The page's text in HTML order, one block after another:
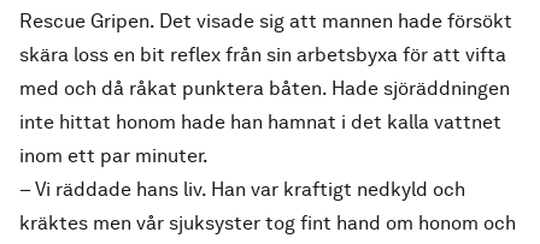
Rescue Gripen. Det visade sig att mannen hade försökt
skära loss en bit reflex från sin arbetsbyxa för att vifta
med och då råkat punktera båten. Hade sjöräddningen
inte hittat honom hade han hamnat i det kalla vattnet
inom ett par minuter.
– Vi räddade hans liv. Han var kraftigt nedkyld och
kräktes men vår sjuksyster tog fint hand om honom och